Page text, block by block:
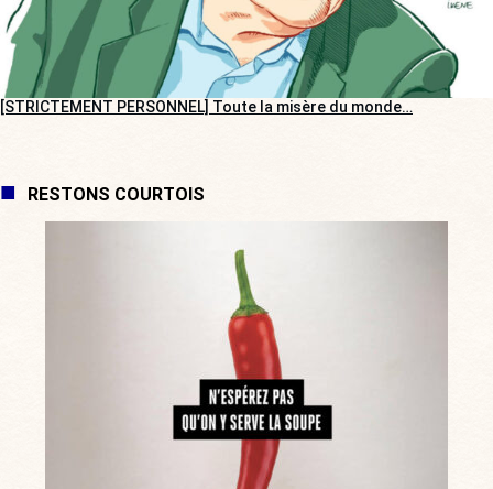
[STRICTEMENT PERSONNEL] Toute la misère du monde…
RESTONS COURTOIS